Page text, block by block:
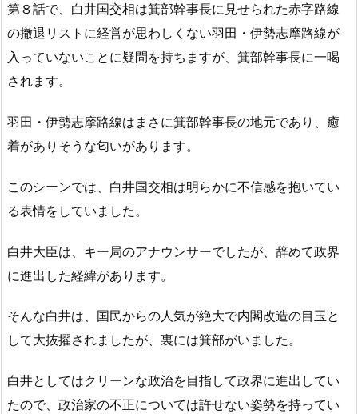
第８話で、白井国交相は箕部幹事長に見せられた赤字路線
の撤退リストに経営が思わしくない羽田・伊勢志摩路線が
入っていないことに疑問を持ちますが、箕部幹事長に一喝
されます。
羽田・伊勢志摩路線はまさに箕部幹事長の地元であり、癒
着がありそうな匂いがあります。
このシーンでは、白井国交相は明らかに不信感を抱いてい
る表情をしていました。
白井大臣は、キー局のアナウンサーでしたが、辞めて政界
に進出した経緯があります。
そんな白井は、国民からの人気が絶大で内閣改造の目玉と
して大抜擢されましたが、裏には箕部がいました。
白井としてはクリーンな政治を目指して政界に進出してい
たので、政治家の不正については許せない姿勢を持ってい